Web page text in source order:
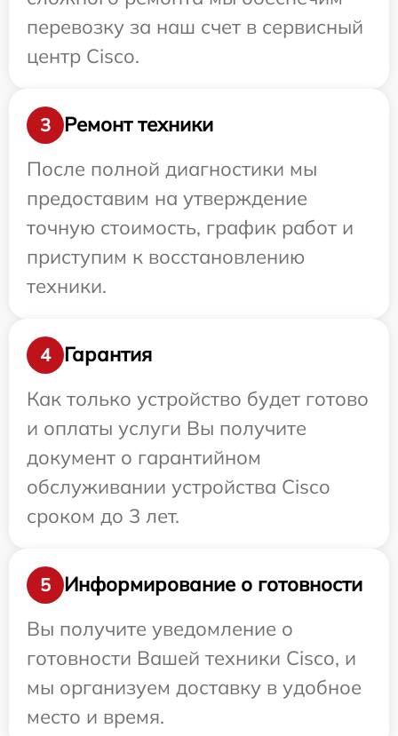
перевозку за наш счет в сервисный
центр Cisco.
3
Ремонт техники
После полной диагностики мы
предоставим на утверждение
точную стоимость, график работ и
приступим к восстановлению
техники.
4
Гарантия
Как только устройство будет готово
и оплаты услуги Вы получите
документ о гарантийном
обслуживании устройства Cisco
сроком до 3 лет.
5
Информирование о готовности
Вы получите уведомление о
готовности Вашей техники Cisco, и
мы организуем доставку в удобное
место и время.